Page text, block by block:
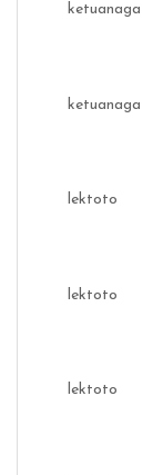
ketuanaga
ketuanaga
lektoto
lektoto
lektoto